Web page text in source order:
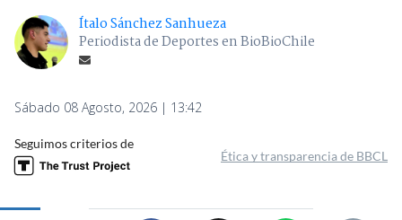
Ítalo Sánchez Sanhueza
Periodista de Deportes en BioBioChile
Sábado 08 Agosto, 2026 | 13:42
Seguimos criterios de
Ética y transparencia de BBCL